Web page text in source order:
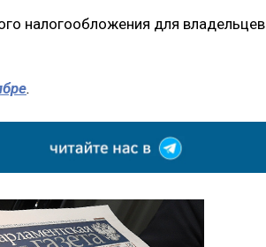
налогообложения для владельцев
.